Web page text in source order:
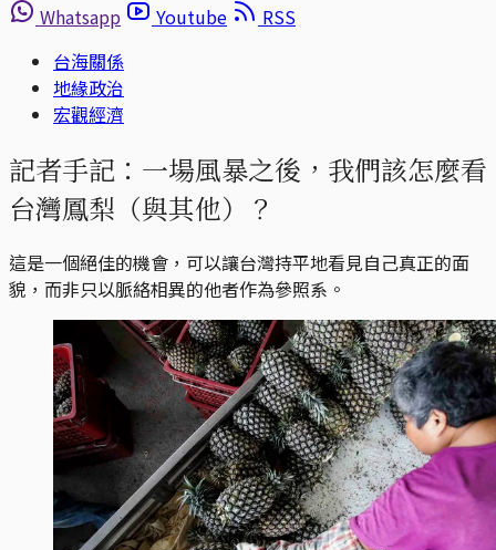
Whatsapp
Youtube
RSS
台海關係
地緣政治
宏觀經濟
記者手記：一場風暴之後，我們該怎麼看
台灣鳳梨（與其他）？
這是一個絕佳的機會，可以讓台灣持平地看見自己真正的面
貌，而非只以脈絡相異的他者作為參照系。